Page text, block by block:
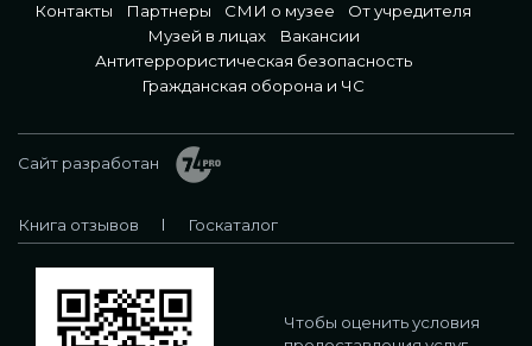
Контакты
Партнеры СМИ о музее
От учредителя
Музей в лицах
Вакансии
Антитеррористическая безопасность
Гражданская оборона и ЧС
Сайт разработан
Книга отзывов Госкаталог
Чтобы оценить условия